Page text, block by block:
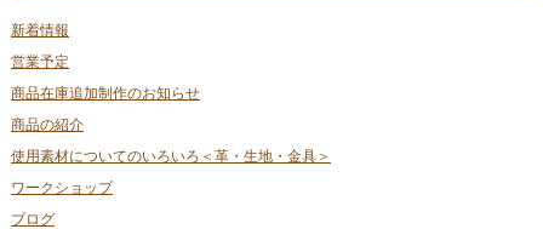
新着情報
営業予定
商品在庫追加制作のお知らせ
商品の紹介
使用素材についてのいろいろ＜革・生地・金具＞
ワークショップ
ブログ